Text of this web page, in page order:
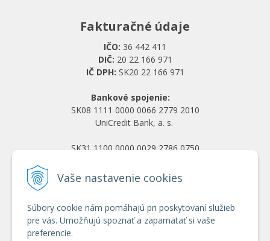
Vaše nastavenie cookies
Súbory cookie nám pomáhajú pri poskytovaní služieb
pre vás. Umožňujú spoznať a zapamätať si vaše
preferencie.
Fakturačné údaje
IČO: 36 442 411
DIČ: 20 22 166 971
IČ DPH: SK20 22 166 971
Bankové spojenie:
SK08 1111 0000 0066 2779 2010
UniCredit Bank, a. s.
SK31 1100 0000 0029 2786 0750
Obchodné podmienky
Ochrana osobných údajov